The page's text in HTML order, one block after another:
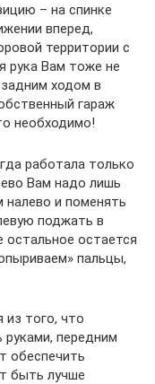
– на спинке
вперед,
территории с
рука Вам тоже не
ходом в
гараж
необходимо!
работала только
Вам надо лишь
налево и поменять
поджать в
остальное остается
пальцы,
из того, что
руками, передним
обеспечить
быть лучше